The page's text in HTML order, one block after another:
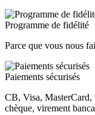
Programme de fidélité
Parce que vous nous
Paiements sécurisés
CB, Visa, MasterCard,
chèque, virement